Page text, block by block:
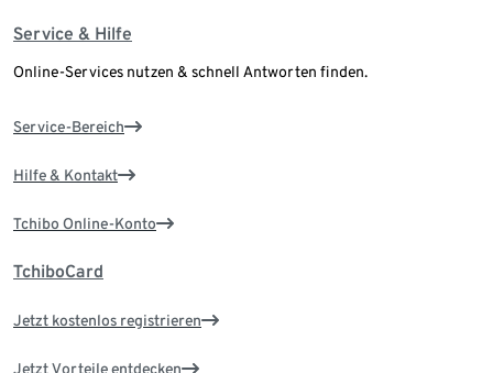
Service & Hilfe
Online-Services nutzen & schnell Antworten finden.
Service-Bereich
Hilfe & Kontakt
Tchibo Online-Konto
TchiboCard
Jetzt kostenlos registrieren
Jetzt Vorteile entdecken